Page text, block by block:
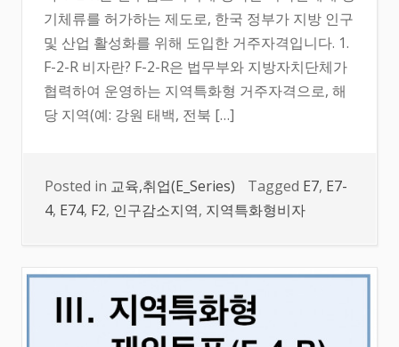
기체류를 허가하는 제도로, 한국 정부가 지방 인구
및 산업 활성화를 위해 도입한 거주자격입니다. 1.
F-2-R 비자란? F-2-R은 법무부와 지방자치단체가
협력하여 운영하는 지역특화형 거주자격으로, 해
당 지역(예: 강원 태백, 전북 […]
Posted in 교육,취업(E_Series) Tagged E7, E7-
4, E74, F2, 인구감소지역, 지역특화형비자